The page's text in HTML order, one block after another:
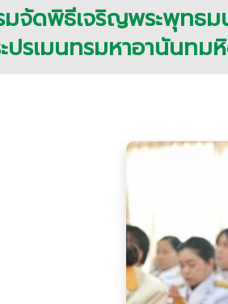
มจัดพิธีเจริญพระพุทธ
ปรเมนทรมหาอานันท